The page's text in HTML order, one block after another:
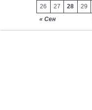
« Сен
26 27 28 29